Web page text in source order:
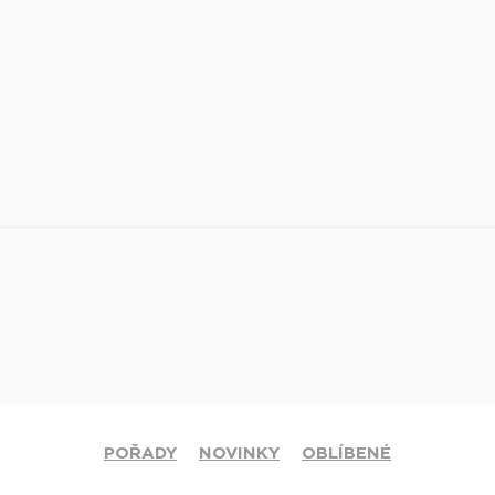
POŘADY NOVINKY OBLÍBENÉ